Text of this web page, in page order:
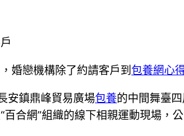
婚戀機構除了約請客戶到 包養網心
安鎮鼎峰貿易廣場包養的中間舞臺
合網”組織的線下相親運動現場，